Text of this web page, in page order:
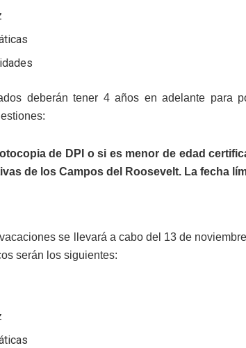
deberán tener 4 años en adelante para
de DPI o si es menor de edad
de los Campos del Roosevelt. La fecha
se llevará a cabo del 13 de
serán los siguientes: